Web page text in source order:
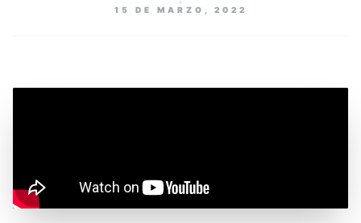
15 DE MARZO, 2022